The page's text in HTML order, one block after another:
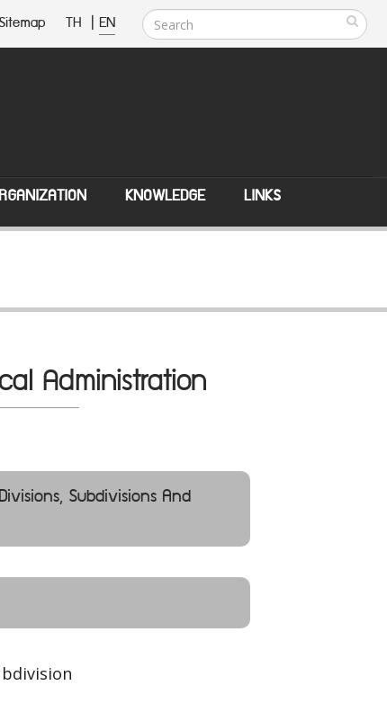
Sitemap TH | EN
KNOWLEDGE LINKS
Administration
Subdivisions And